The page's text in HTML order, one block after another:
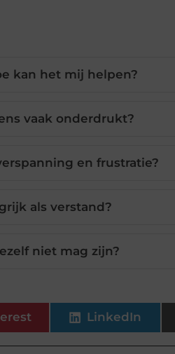
kan het mij helpen?
vaak onderdrukt?
en frustratie?
als verstand?
niet mag zijn?
LinkedIn